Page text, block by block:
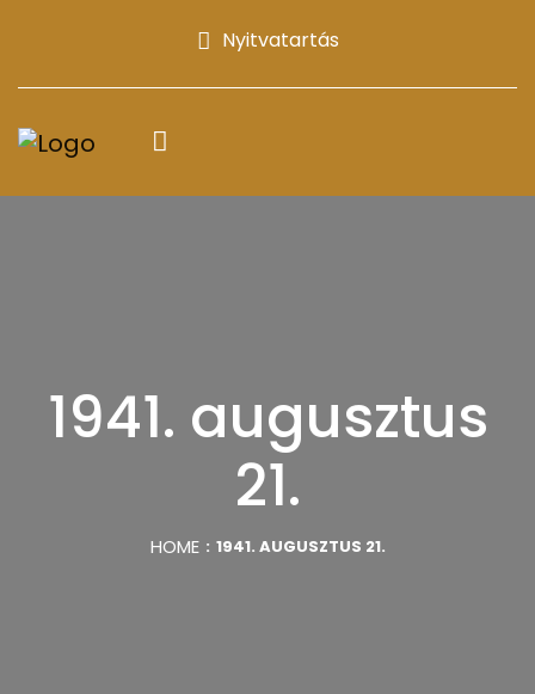
Nyitvatartás
1941. augusztus
21.
HOME 1941. AUGUSZTUS 21.